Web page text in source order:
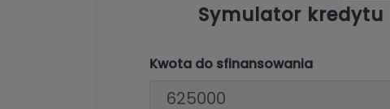
Symulator kredytu
Kwota do sfinansowania